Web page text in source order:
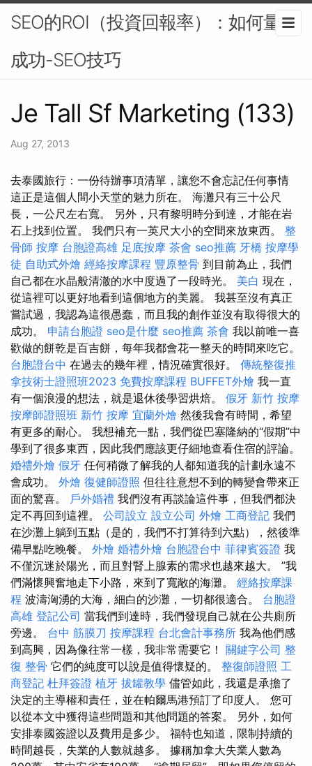
SEO的ROI（投資回報率）：如何量化
成功-SEO技巧
Je Tall Sf Marketing (133)
Aug 27, 2013
去泰國旅行：一份待辦事項清單，讓您不會忘記任何事情
這正是這個人間小天堂的魅力所在。 海灘只有三十公尺
長，一公尺左右寬。 另外，只有黎明時分到達，才能在岩
石上找到位置。 我們只有一英尺大小的空間來放東西。 整
骨師 按摩 台胞證高雄 足底按摩 茶會 seo推薦 牙橋 按摩學
徒 自助式外燴 經絡按摩課程 豐原整骨 到目前為止，我們
自己都在水晶般清澈的水中度過了一段時光。 美白 現在，
從這裡可以更好地看到這個地方的美麗。 我甚至沒有真正
嘗試過，我認為這很愚蠢，而且我的創作並沒有取得很大的
成功。 申請台胞證 seo是什麼 seo推薦 茶會 我以前唯一喜
歡做的餅乾是百吉餅，每年我都會花一整天的時間來吃它。
台胞證台中 在過去的幾年裡，情況確實很好。 傳統整復推
拿技術士證照班2023 免費按摩課程 BUFFET外燴 我一直
有一個浪漫的想法，就是退休後學習烘焙。 假牙 新竹 按摩
按摩師證照班 新竹 按摩 宜蘭外燴 然後我會有時間，希望
有更多的耐心。 我想補充一點，我們從巴塞隆納的“假期”中
學到了很多東西，因此我們應該更仔細地查看住宿的評論。
婚禮外燴 假牙 任何稍微了解我的人都知道我的計劃永遠不
會成功。 外燴 復健師證照 但往往意想不到的轉變會帶來正
面的驚喜。 戶外婚禮 我們沒有再談論這件事，但我們都決
定不再回到這裡。 公司設立 設立公司 外燴 工商登記 我們
在沙灘上躺到五點（是的，我們不打算待到六點），然後準
備早點吃晚餐。 外燴 婚禮外燴 台胞證台中 菲律賓簽證 我
不僅沉迷於陽光，而且對腎上腺素的需求也越來越大。 ”我
們滿懷興奮地走下小路，來到了寬敞的海灘。 經絡按摩課
程 波濤洶湧的大海，細白的沙灘，一切都很適合。 台胞證
高雄 登記公司 當我們到達時，我們發現自己就在公共廁所
旁邊。 台中 筋膜刀 按摩課程 台北會計事務所 我為他們感
到高興，因為像往常一樣，我非常需要它！ 關鍵字公司 整
復 整骨 它們的純度可以說是值得懷疑的。 整復師證照 工
商登記 杜拜簽證 植牙 拔罐教學 儘管如此，我還是承擔了
決定的主導權和責任，並在帕爾馬港預訂了印度人。 您可
以從本文中獲得這些問題和其他問題的答案。 另外，如何
安排泰國簽證以及費用是多少。 福特也知道，限制持續的
時間越長，失業的人數就越多。 據稱加拿大失業人數為